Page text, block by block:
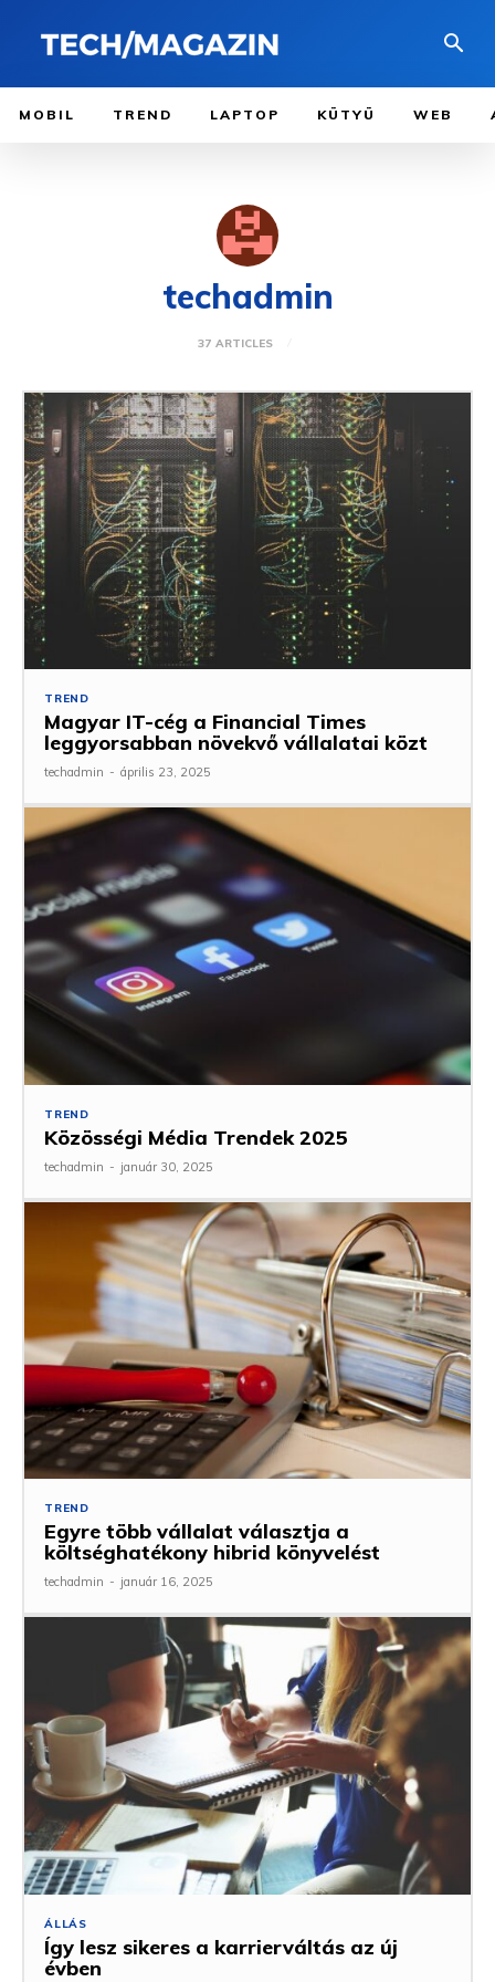
MOBIL TREND LAPTOP KÜTYÜ WEB
techadmin
37 ARTICLES
TREND
Magyar IT-cég a Financial Times
leggyorsabban növekvő vállalatai közt
techadmin - április 23, 2025
TREND
Közösségi Média Trendek 2025
techadmin - január 30, 2025
TREND
Egyre több vállalat választja a
költséghatékony hibrid könyvelést
techadmin - január 16, 2025
ÁLLÁS
Így lesz sikeres a karrierváltás az új
évben